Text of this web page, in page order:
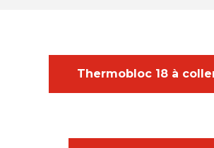
Thermobloc 18 à